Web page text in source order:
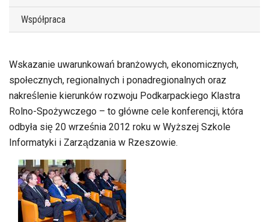
Współpraca
Wskazanie uwarunkowań branżowych, ekonomicznych,
społecznych, regionalnych i ponadregionalnych oraz
nakreślenie kierunków rozwoju Podkarpackiego Klastra
Rolno-Spożywczego – to główne cele konferencji, która
odbyła się 20 września 2012 roku w Wyższej Szkole
Informatyki i Zarządzania w Rzeszowie.